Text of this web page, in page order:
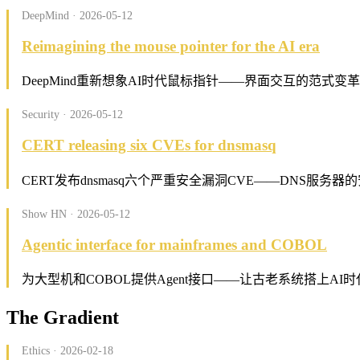
DeepMind · 2026-05-12
Reimagining the mouse pointer for the AI era
DeepMind重新想象AI时代鼠标指针——界面交互的范式变革
Security · 2026-05-12
CERT releasing six CVEs for dnsmasq
CERT发布dnsmasq六个严重安全漏洞CVE——DNS服务器的
Show HN · 2026-05-12
Agentic interface for mainframes and COBOL
为大型机和COBOL提供Agent接口——让古老系统搭上AI时
The Gradient
Ethics · 2026-02-18